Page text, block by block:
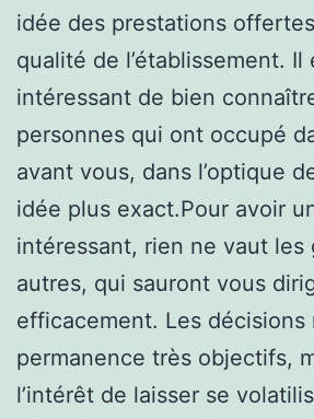
idée des prestations
qualité de l’établissement. Il
intéressant de bien
personnes qui ont occupé
avant vous, dans l’optique
idée plus exact.Pour avoir
intéressant, rien ne vaut les
autres, qui sauront vous
efficacement. Les décisions
permanence très objectifs,
l’intérêt de laisser se